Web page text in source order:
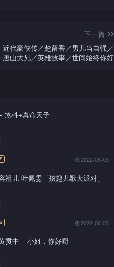
下一篇
代豪侠传／楚留香／男儿当自强／
唐山大兄／英雄故事／世间始终你好
煞科+真命天子
2022-06-03
祖儿 叶佩雯「孩趣儿歌大派对」
2022-06-03
贯中 – 小姐，你好嘢